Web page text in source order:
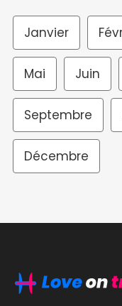
Janvier
Mai Juin
Septembre
Décembre